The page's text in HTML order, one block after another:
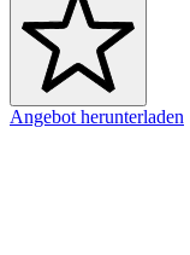
Angebot herunterladen